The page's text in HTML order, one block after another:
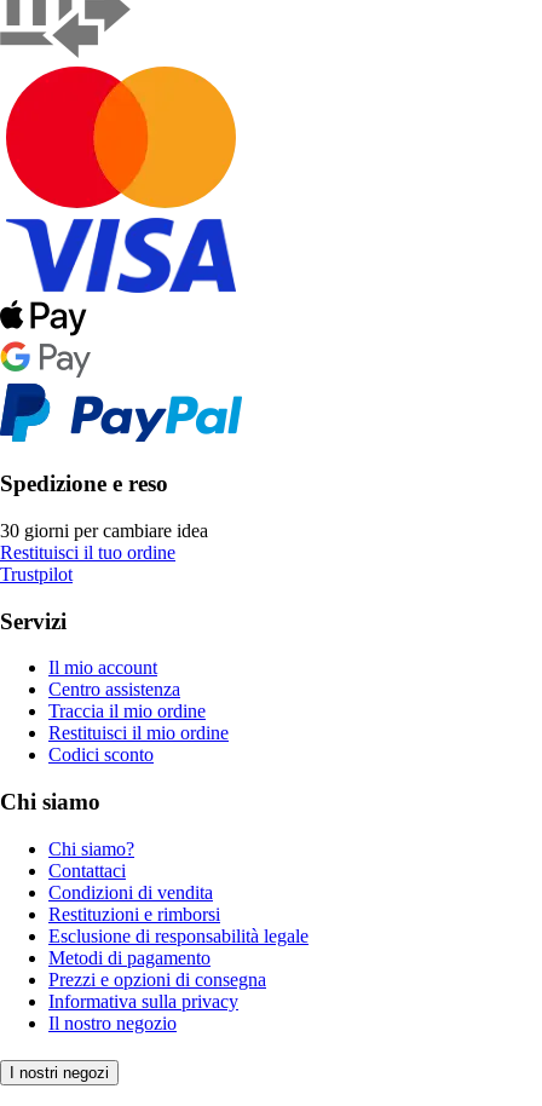
Spedizione e reso
30 giorni per cambiare idea
Restituisci il tuo ordine
Trustpilot
Servizi
Il mio account
Centro assistenza
Traccia il mio ordine
Restituisci il mio ordine
Codici sconto
Chi siamo
Chi siamo?
Contattaci
Condizioni di vendita
Restituzioni e rimborsi
Esclusione di responsabilità legale
Metodi di pagamento
Prezzi e opzioni di consegna
Informativa sulla privacy
Il nostro negozio
I nostri negozi